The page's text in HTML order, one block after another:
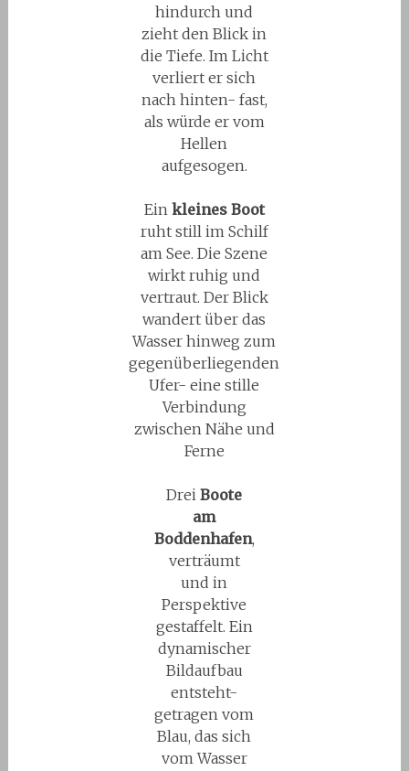
hindurch und
zieht den Blick in
die Tiefe. Im Licht
verliert er sich
nach hinten- fast,
als würde er vom
Hellen
aufgesogen.
Ein kleines Boot
ruht still im Schilf
am See. Die Szene
wirkt ruhig und
vertraut. Der Blick
wandert über das
Wasser hinweg zum
gegenüberliegenden
Ufer- eine stille
Verbindung
zwischen Nähe und
Ferne
DreiBoote
am
Boddenhafen,
verträumt
und in
Perspektive
gestaffelt. Ein
dynamischer
Bildaufbau
entsteht-
getragen vom
Blau, das sich
vom Wasser